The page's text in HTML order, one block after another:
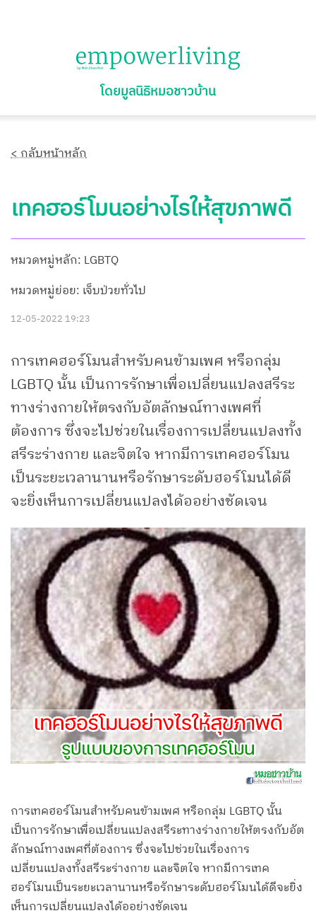
โดยมูลนิธิหมอชาวบ้าน
< กลับหน้าหลัก
เทคฮอร์โมนอย่างไรให้สุขภาพดี
หมวดหมู่หลัก: LGBTQ
หมวดหมู่ย่อย: เจ็บป่วยทั่วไป
12-05-2022 19:23
การเทคฮอร์โมนสำหรับคนข้ามเพศ หรือกลุ่ม
LGBTQ นั้น เป็นการรักษาเพื่อเปลี่ยนแปลงสรีระ
ทางร่างกายให้ตรงกับอัตลักษณ์ทางเพศที่
ต้องการ ซึ่งจะไปช่วยในเรื่องการเปลี่ยนแปลงทั้ง
สรีระร่างกาย และจิตใจ หากมีการเทคฮอร์โมน
เป็นระยะเวลานานหรือรักษาระดับฮอร์โมนได้ดี
จะยิ่งเห็นการเปลี่ยนแปลงได้ออย่างชัดเจน
การเทคฮอร์โมนสำหรับคนข้ามเพศ หรือกลุ่ม LGBTQ นั้น
เป็นการรักษาเพื่อเปลี่ยนแปลงสรีระทางร่างกายให้ตรงกับอัต
ลักษณ์ทางเพศที่ต้องการ ซึ่งจะไปช่วยในเรื่องการ
เปลี่ยนแปลงทั้งสรีระร่างกาย และจิตใจ หากมีการเทค
ฮอร์โมนเป็นระยะเวลานานหรือรักษาระดับฮอร์โมนได้ดีจะยิ่ง
เห็นการเปลี่ยนแปลงได้ออย่างชัดเจน